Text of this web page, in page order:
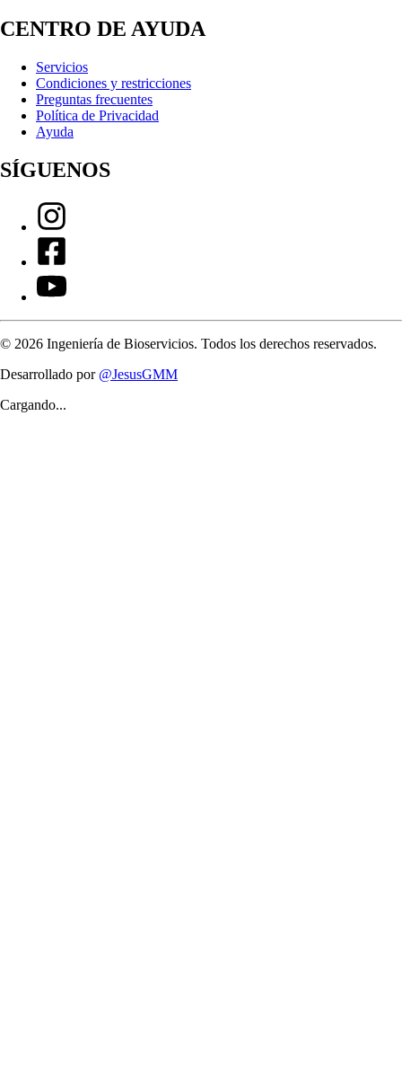
CENTRO DE AYUDA
Servicios
Condiciones y restricciones
Preguntas frecuentes
Política de Privacidad
Ayuda
SÍGUENOS
© 2026 Ingeniería de Bioservicios. Todos los derechos reservados.
Desarrollado por @JesusGMM
Cargando...